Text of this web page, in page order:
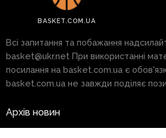
BASKET.COM.UA
Всі запитання та побажання
basket@ukr.netПри використанні
посилання на basket.com.ua є
basket.com.ua не завжди поділяє
Архів новин